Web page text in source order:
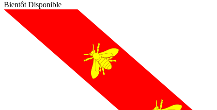
Bientôt Disponible